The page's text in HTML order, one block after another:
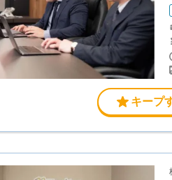
キープ